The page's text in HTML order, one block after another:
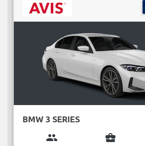
BMW 3 SERIES
group business_center